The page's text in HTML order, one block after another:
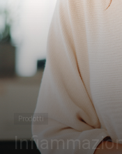
Prodotti